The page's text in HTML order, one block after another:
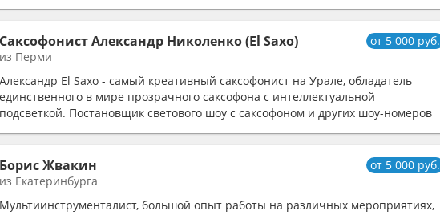
Саксофонист Александр Николенко (El Saxo)
от 5 000 руб.
из Перми
Александр El Saxo - самый креативный саксофонист на Урале, обладатель
единственного в мире прозрачного саксофона с интеллектуальной
подсветкой. Постановщик светового шоу с саксофоном и других шоу-номеров
Борис Жвакин
от 5 000 руб.
из Екатеринбурга
Мультиинструменталист, большой опыт работы на различных мероприятиях,